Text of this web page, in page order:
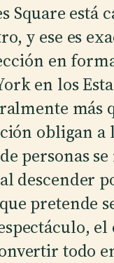
Square está
y ese es
en
en los
más
obligan a
personas se
descender
pretende
todo